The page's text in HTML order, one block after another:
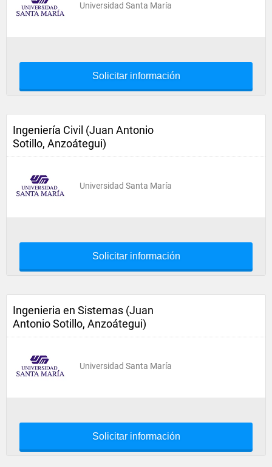
Universidad Santa María
Solicitar información
Ingeniería Civil (Juan Antonio
Sotillo, Anzoátegui)
Universidad Santa María
Solicitar información
Ingenieria en Sistemas (Juan
Antonio Sotillo, Anzoátegui)
Universidad Santa María
Solicitar información